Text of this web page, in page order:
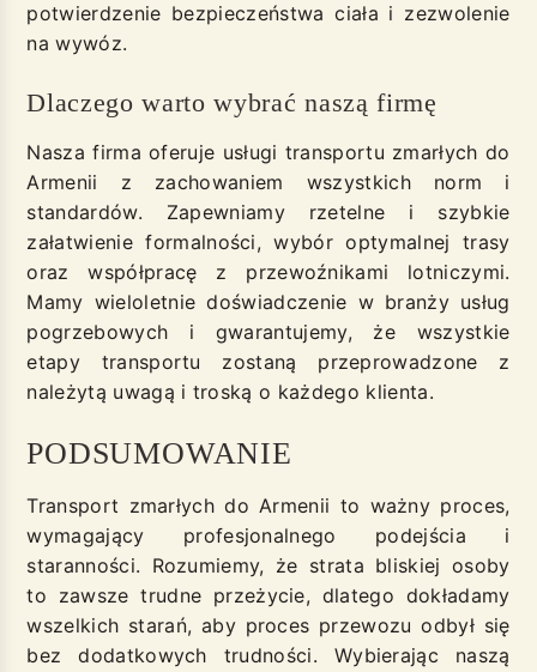
potwierdzenie bezpieczeństwa ciała i zezwolenie
na wywóz.
Dlaczego warto wybrać naszą firmę
Nasza firma oferuje usługi transportu zmarłych do
Armenii z zachowaniem wszystkich norm i
standardów. Zapewniamy rzetelne i szybkie
załatwienie formalności, wybór optymalnej trasy
oraz współpracę z przewoźnikami lotniczymi.
Mamy wieloletnie doświadczenie w branży usług
pogrzebowych i gwarantujemy, że wszystkie
etapy transportu zostaną przeprowadzone z
należytą uwagą i troską o każdego klienta.
PODSUMOWANIE
Transport zmarłych do Armenii to ważny proces,
wymagający profesjonalnego podejścia i
staranności. Rozumiemy, że strata bliskiej osoby
to zawsze trudne przeżycie, dlatego dokładamy
wszelkich starań, aby proces przewozu odbył się
bez dodatkowych trudności. Wybierając naszą